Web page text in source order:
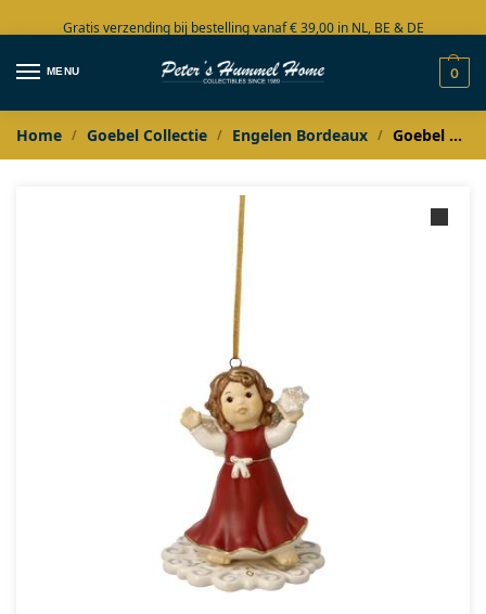
Gratis verzending bij bestelling vanaf € 39,00 in NL, BE & DE
Grote collectie in voorraad
MENU 0
Home / Goebel Collectie / Engelen Bordeaux / Goebel Bordeaux Ornament engel Winterspaß